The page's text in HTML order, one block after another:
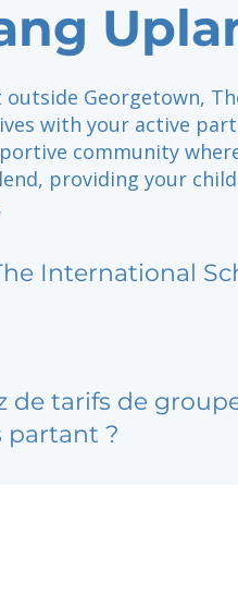
outside Georgetown,
with your active
community
providing your
International
de tarifs de
partant ?